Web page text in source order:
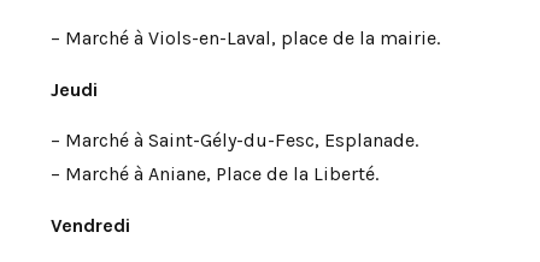
– Marché à Viols-en-Laval, place de la mairie.
Jeudi
– Marché à Saint-Gély-du-Fesc, Esplanade.
– Marché à Aniane, Place de la Liberté.
Vendredi